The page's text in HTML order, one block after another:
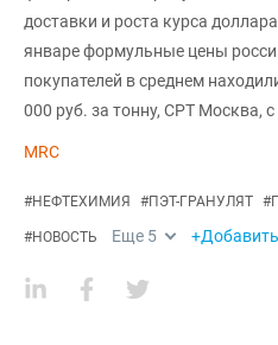
доставки и роста курса
январе формульные цены
покупателей в среднем
000 руб. за тонну, CPT Москва,
MRC
#НЕФТЕХИМИЯ #ПЭТ-ГРАНУЛЯТ #
#НОВОСТЬ Еще 5